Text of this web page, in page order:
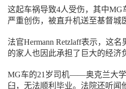
这起车祸导致4人受伤，其中
严重创伤，被直升机送至基督城
法官Hermann Retzlaff表示，这
的家人也因此承担了巨大的经济
MG车的21岁司机——奥克兰大
臼，无法顺利毕业。法院还听闻